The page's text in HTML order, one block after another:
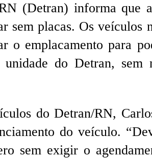
(Detran) informa que
sem placas. Os
o emplacamento para
do Detran, sem
do Detran/RN,
do veículo.
sem exigir o